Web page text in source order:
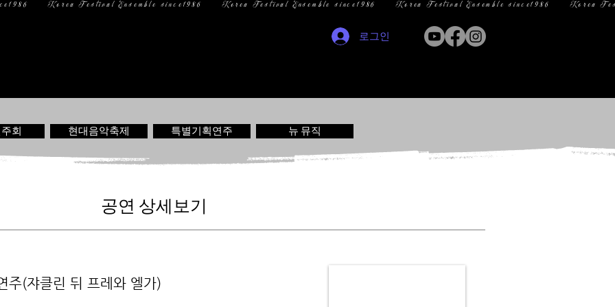
로그인
회 현대음악축제 특별기획연주 뉴 뮤직
공연 상세보기
주(쟈클린 뒤 프레와 엘가)